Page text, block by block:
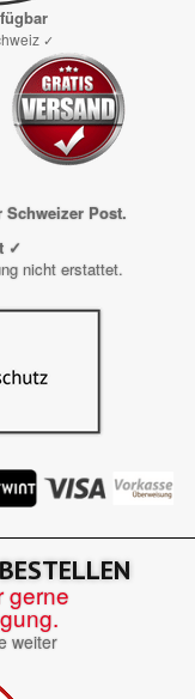
✓
Post.
✓
nicht erstattet.
gerne
weiter